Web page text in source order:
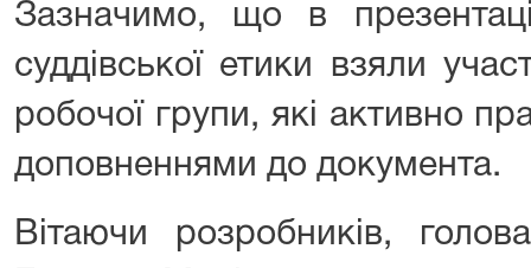
Зазначимо, що в
суддівської етики взяли
робочої групи, які активно
доповненнями до документа.
Вітаючи розробників,